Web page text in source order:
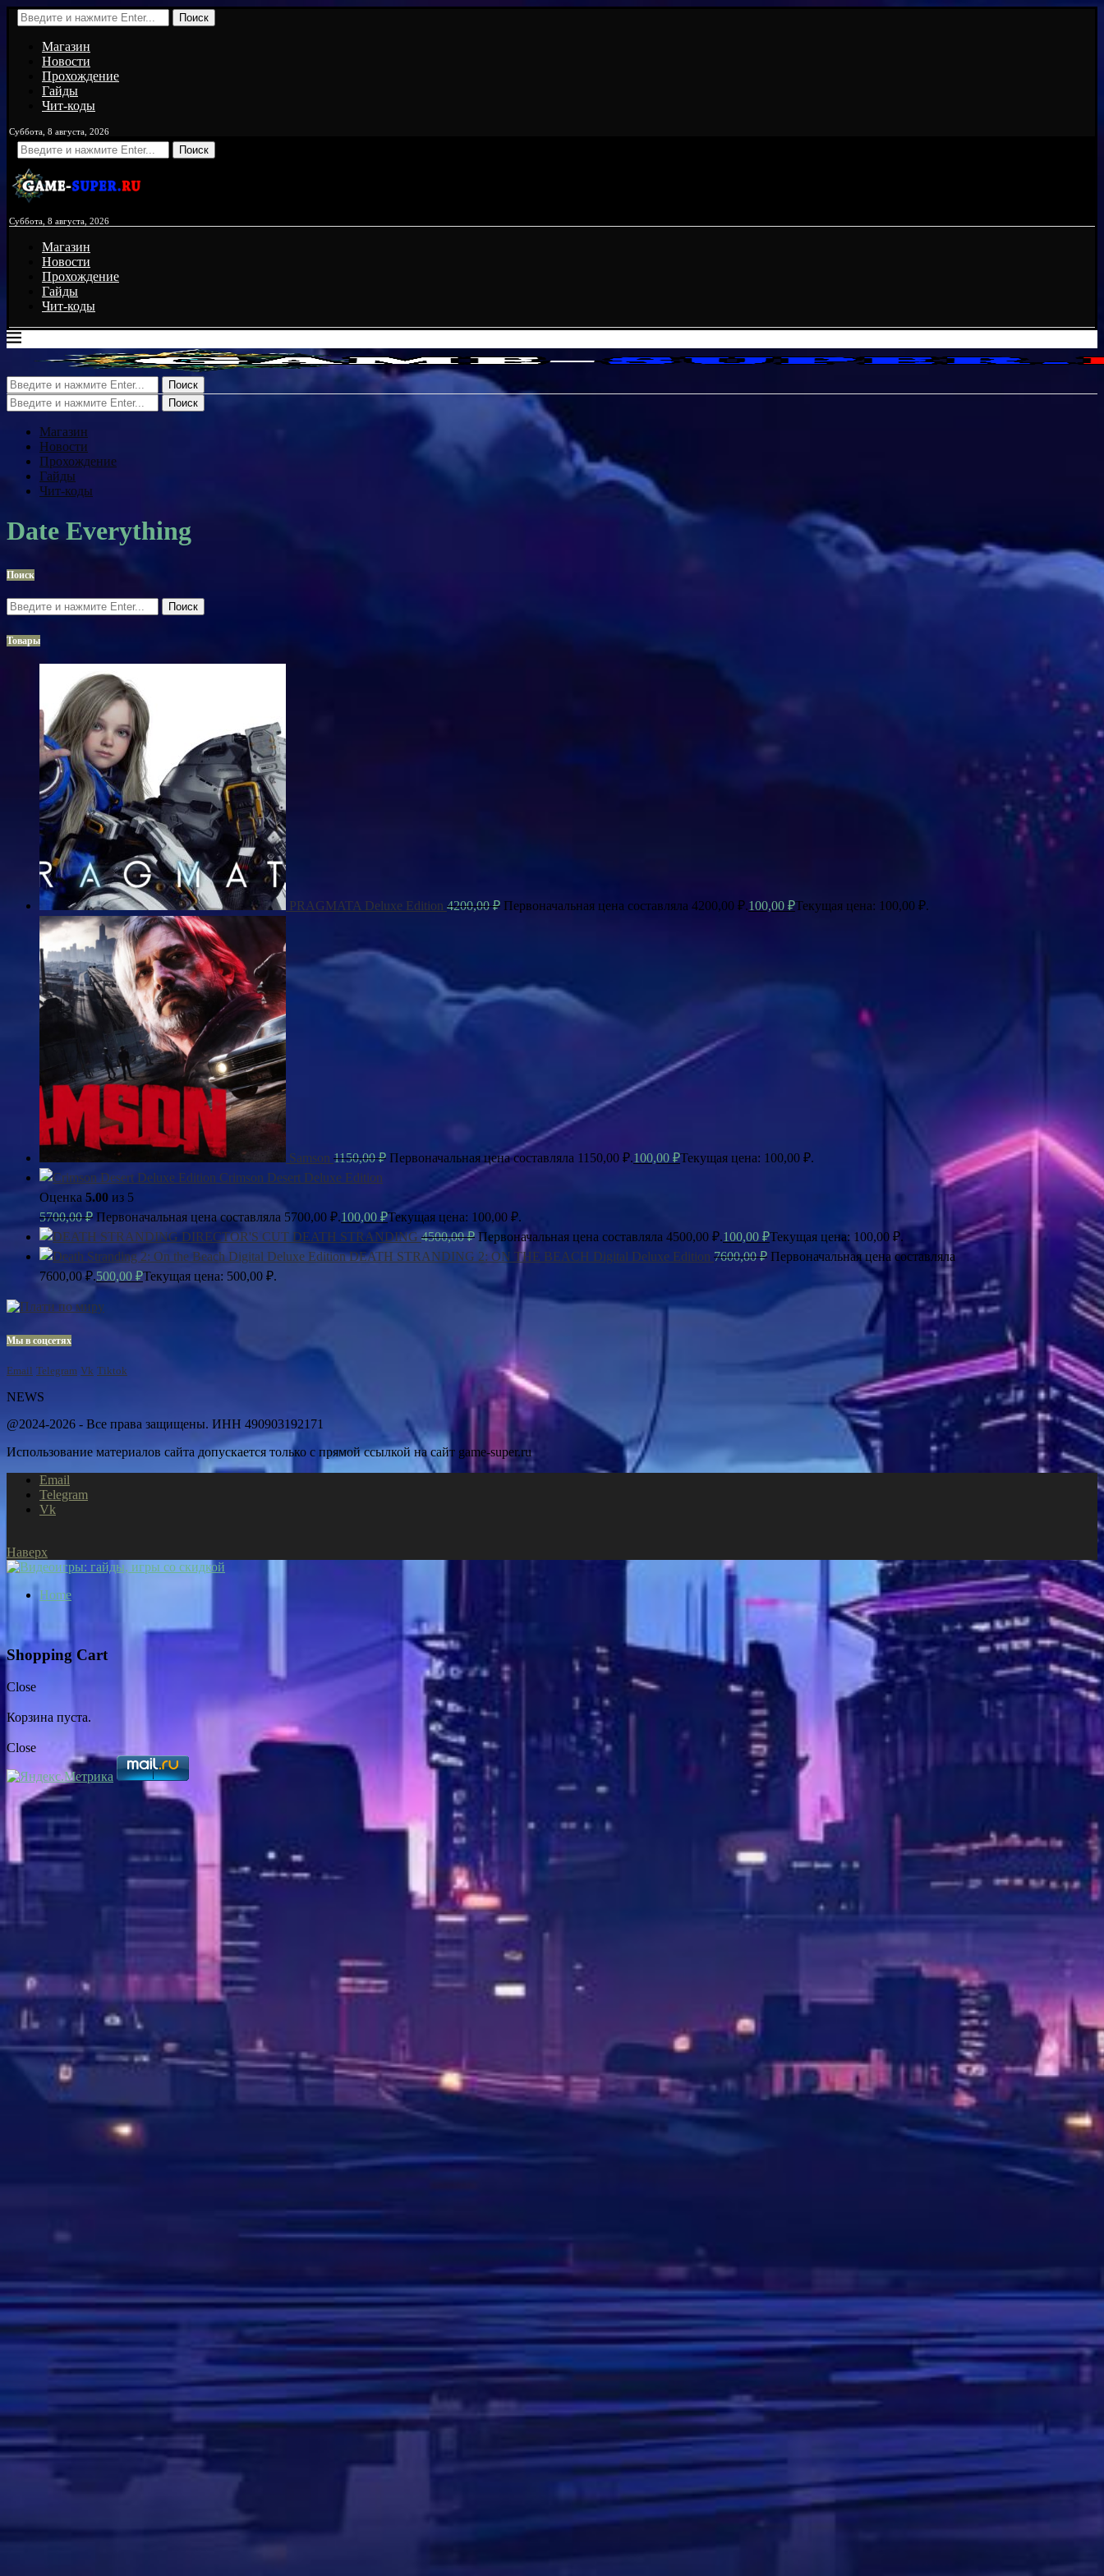
Поиск
Магазин
Новости
Прохождение
Гайды
Чит-коды
Суббота, 8 августа, 2026
Поиск
Суббота, 8 августа, 2026
Магазин
Новости
Прохождение
Гайды
Чит-коды
Поиск
Поиск
Магазин
Новости
Прохождение
Гайды
Чит-коды
Date Everything
Поиск
Поиск
Товары
PRAGMATA Deluxe Edition 4200,00₽ Первоначальная цена составляла 4200,00 ₽.100,00 ₽Текущая цена: 100,00 ₽.
Samson 1150,00₽ Первоначальная цена составляла 1150,00 ₽.100,00 ₽Текущая цена: 100,00 ₽.
Crimson Desert Deluxe Edition
Оценка 5.00 из 5
5700,00₽ Первоначальная цена составляла 5700,00 ₽.100,00 ₽Текущая цена: 100,00 ₽.
DEATH STRANDING 4500,00₽ Первоначальная цена составляла 4500,00 ₽.100,00 ₽Текущая цена: 100,00 ₽.
DEATH STRANDING 2: ON THE BEACH Digital Deluxe Edition 7600,00₽ Первоначальная цена составляла
7600,00 ₽.500,00 ₽Текущая цена: 500,00 ₽.
Мы в соцсетях
Email Telegram Vk Tiktok
NEWS
@2024-2026 - Все права защищены. ИНН 490903192171
Использование материалов сайта допускается только с прямой ссылкой на сайт game-super.ru
Email
Telegram
Vk
Наверх
Home
Shopping Cart
Close
Корзина пуста.
Close